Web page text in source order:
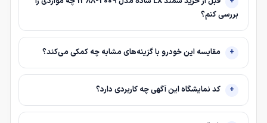
بررسی کنم؟
مقایسه این خودرو با گزینه‌های مشابه چه کمکی می‌کند؟
کد نمایشگاه این آگهی چه کاربردی دارد؟